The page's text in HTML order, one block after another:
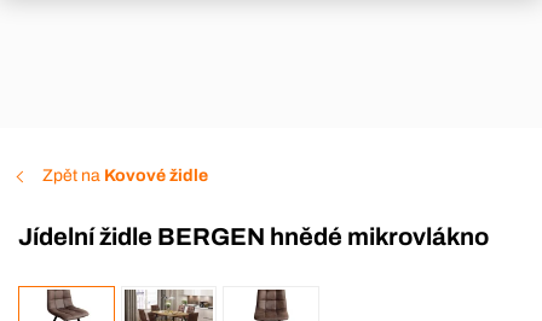
Zpět na Kovové židle
Jídelní židle BERGEN hnědé mikrovlákno